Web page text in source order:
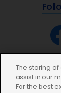
The storing
assist in our
For the best